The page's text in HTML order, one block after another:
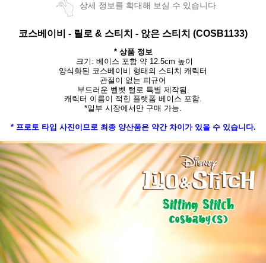
상세 정보를 확대해 보실 수 있습니다
코스베이비 - 릴로 & 스티치 - 앉은 스티치 (COSB1133)
*상품 정보
크기: 베이스 포함 약 12.5cm 높이
양식화된 코스베이비 형태의 스티치 캐릭터
관절이 없는 피규어
부드러운 벨벳 털로 특별 제작됨.
캐릭터 이름이 적힌 플랫폼 베이스 포함.
*일부 시장에서만 구매 가능.
* 프로토 타입 사진이므로 최종 양산품은 약간 차이가 있을 수 있습니다.